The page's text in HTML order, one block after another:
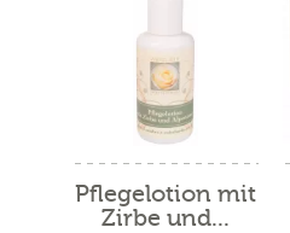
Pflegelotion mit
Zirbe und...